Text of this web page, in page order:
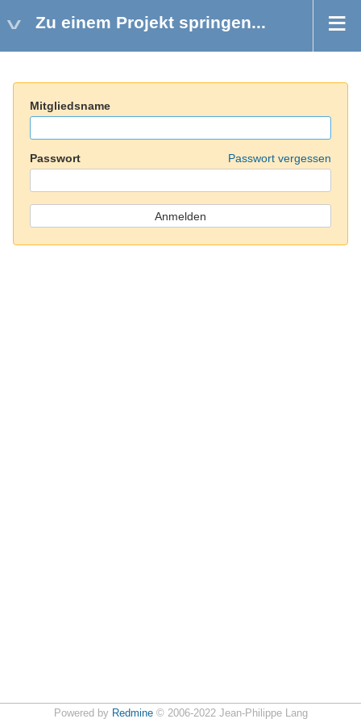
Zu einem Projekt springen...
Mitgliedsname
Passwort Passwort vergessen
Powered by Redmine© 2006-2022 Jean-Philippe Lang